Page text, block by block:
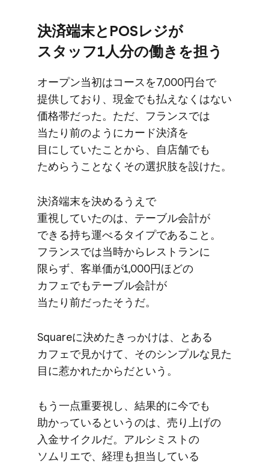
決済端末と​POSレジが​
スタッフ1人分の​働きを​担う
オープン当初は​コースを​7,000円台で​
提供しており、​現金でも​払えなくはない​
価格帯だった。​ただ、​フランスでは​
当たり前のように​カード決済を​
目にしていた​ことから、​自店舗でも​
ためらう​ことなく​その​選択肢を​設けた。
決済端末を​決めるうえで​
重視していたのは、​テーブル会計が​
できる​持ち​運べる​タイプである​こと。​
フランスでは​当時から​レストランに​
限らず、​客単価が​1,000円ほどの​
カフェでも​テーブル会計が​
当たり前だった​そうだ。
Squareに​決めた​きっかけは、と​ある​
カフェで​見かけて、​その​シンプルな​見た​
目に​惹かれたからだと​いう。
もう​一点重要視し、​結果​的に​今でも​
助かっていると​いうのは、​売り上げの​
入金サイクルだ。​アルシミストの​
ソムリエで、​経理も​担当している​